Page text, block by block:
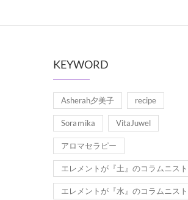
KEYWORD
Asherah夕美子 recipe
Soraｍika VitaJuwel
アロマセラピー
エレメントが『土』のコラムニスト
エレメントが『水』のコラムニスト